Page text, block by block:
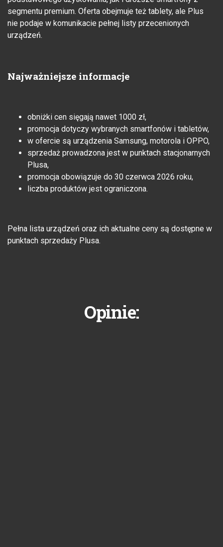
segmentu premium. Oferta obejmuje też tablety, ale Plus
nie podaje w komunikacie pełnej listy przecenionych
urządzeń.
Najważniejsze informacje
obniżki cen sięgają nawet 1000 zł,
promocja dotyczy wybranych smartfonów i tabletów,
w ofercie są urządzenia Samsung, motorola i OPPO,
sprzedaż prowadzona jest w punktach stacjonarnych
Plusa,
promocja obowiązuje do 30 czerwca 2026 roku,
liczba produktów jest ograniczona.
Pełna lista urządzeń oraz ich aktualne ceny są dostępne w
punktach sprzedaży Plusa.
Opinie: